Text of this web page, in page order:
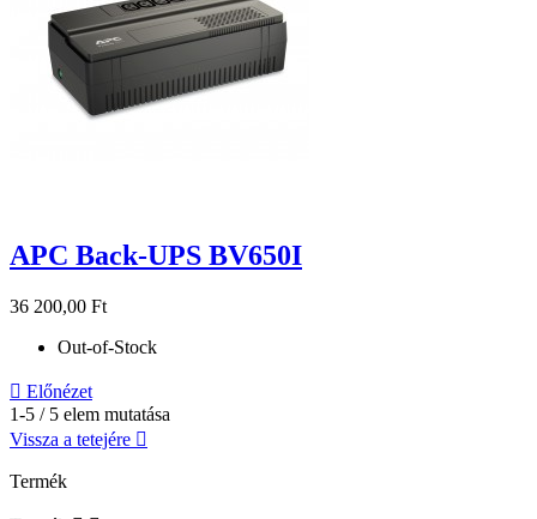
APC Back-UPS BV650I
36 200,00 Ft
Out-of-Stock
 Előnézet
1-5 / 5 elem mutatása
Vissza a tetejére 
Termék